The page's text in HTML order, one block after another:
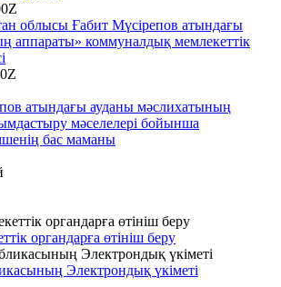
облысы Ғабит Мүсірепов атындағы
аппараты» коммуналдық мемлекеттік
атындағы ауданы мәслихатының
мәселелері бойынша
бас маманы
органдарға өтініш беру
Электрондық үкіметі